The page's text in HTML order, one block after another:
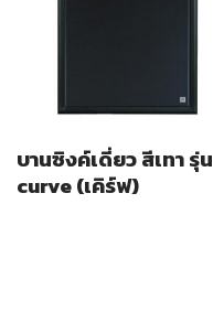
บานซิงค์เดี่ยว สีเทา รุ่น
curve (เคิร์ฟ)